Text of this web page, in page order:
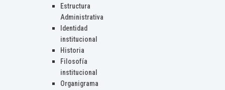
Estructura
Administrativa
Identidad
institucional
Historia
Filosofía
institucional
Organigrama